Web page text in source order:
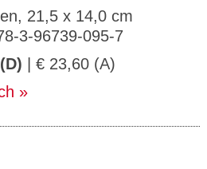
21,5 x 14,0 cm
3-96739-095-7
| € 23,60 (A)